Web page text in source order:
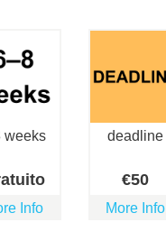
weeks
Info
deadline
€50
More Info